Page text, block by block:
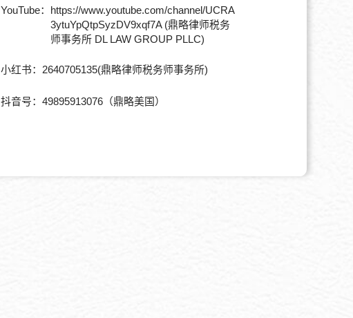
YouTube： https://www.youtube.com/channel/UCRA
3ytuYpQtpSyzDV9xqf7A (鼎略律师税务
师事务所 DL LAW GROUP PLLC)
小红书： 2640705135(鼎略律师税务师事务所)
抖音号：49895913076（鼎略美国）